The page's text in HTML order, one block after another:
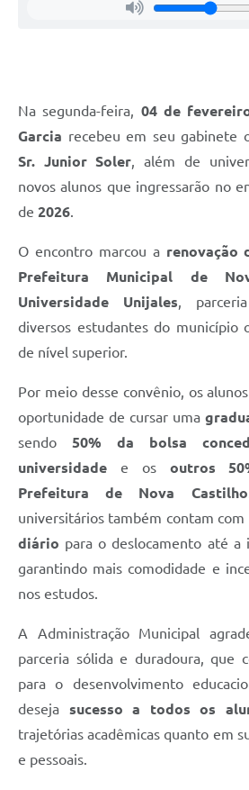
Na segunda-feira, 04 de
Garcia recebeu em seu gabinete
Sr. Junior Soler, além de
novos alunos que ingressarão no
de 2026.
O encontro marcou a renovação
Prefeitura Municipal de
Universidade Unijales,
diversos estudantes do município
de nível superior.
Por meio desse convênio, os
oportunidade de cursar uma
sendo 50% da bolsa
universidade e os outros
Prefeitura de Nova Castilho
universitários também contam com
diário para o deslocamento até a
garantindo mais comodidade e
nos estudos.
A Administração Municipal
parceria sólida e duradoura, que
para o desenvolvimento
deseja sucesso a todos os
trajetórias acadêmicas quanto em
e pessoais.